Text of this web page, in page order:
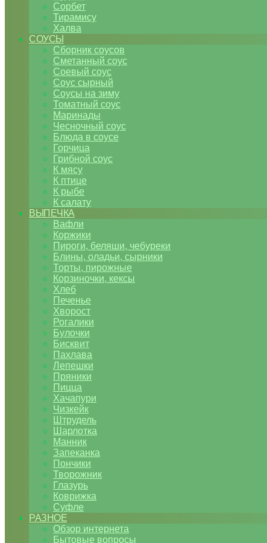
Сорбет
Тирамису
Халва
СОУСЫ
Сборник соусов
Сметанный соус
Соевый соус
Соус сырный
Соусы на зиму
Томатный соус
Маринады
Чесночный соус
Блюда в соусе
Горчица
Грибной соус
К мясу
К птице
К рыбе
К салату
ВЫПЕЧКА
Вафли
Коржики
Пироги, беляши, чебуреки
Блины, оладьи, сырники
Торты, пирожные
Корзиночки, кексы
Хлеб
Печенье
Хворост
Рогалики
Булочки
Бисквит
Пахлава
Лепешки
Пряники
Пицца
Хачапури
Чизкейк
Штрудель
Шарлотка
Манник
Запеканка
Пончики
Творожник
Глазурь
Коврижка
Суфле
РАЗНОЕ
Обзор интернета
Бытовые вопросы